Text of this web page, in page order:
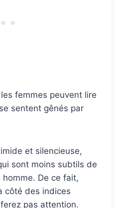
femmes peuvent lire
sentent gênés par
et silencieuse,
sont moins subtils de
homme. De ce fait,
côté des indices
pas attention.